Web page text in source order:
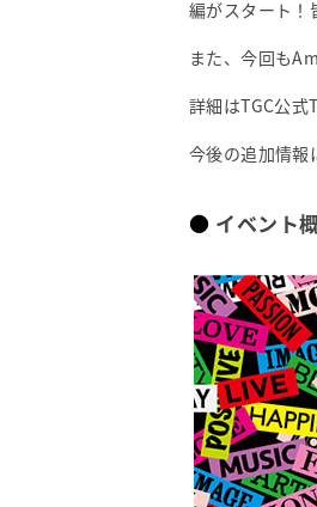
編がスタート！
また、今回も
詳細はTGC公
今後の追加情報
イベント